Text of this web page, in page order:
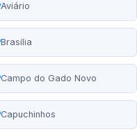
Aviário
Brasília
Campo do Gado Novo
Capuchinhos